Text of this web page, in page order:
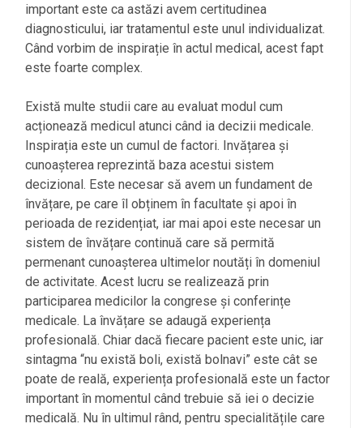
important este ca astăzi avem certitudinea
diagnosticului, iar tratamentul este unul individualizat.
Când vorbim de inspirație în actul medical, acest fapt
este foarte complex.
Există multe studii care au evaluat modul cum
acționează medicul atunci când ia decizii medicale.
Inspirația este un cumul de factori. Invățarea și
cunoașterea reprezintă baza acestui sistem
decizional. Este necesar să avem un fundament de
învățare, pe care îl obținem în facultate și apoi în
perioada de rezidențiat, iar mai apoi este necesar un
sistem de învățare continuă care să permită
permenant cunoașterea ultimelor noutăți în domeniul
de activitate. Acest lucru se realizează prin
participarea medicilor la congrese și conferințe
medicale. La învățare se adaugă experiența
profesională. Chiar dacă fiecare pacient este unic, iar
sintagma “nu există boli, există bolnavi” este cât se
poate de reală, experiența profesională este un factor
important în momentul când trebuie să iei o decizie
medicală. Nu în ultimul rând, pentru specialitățile care